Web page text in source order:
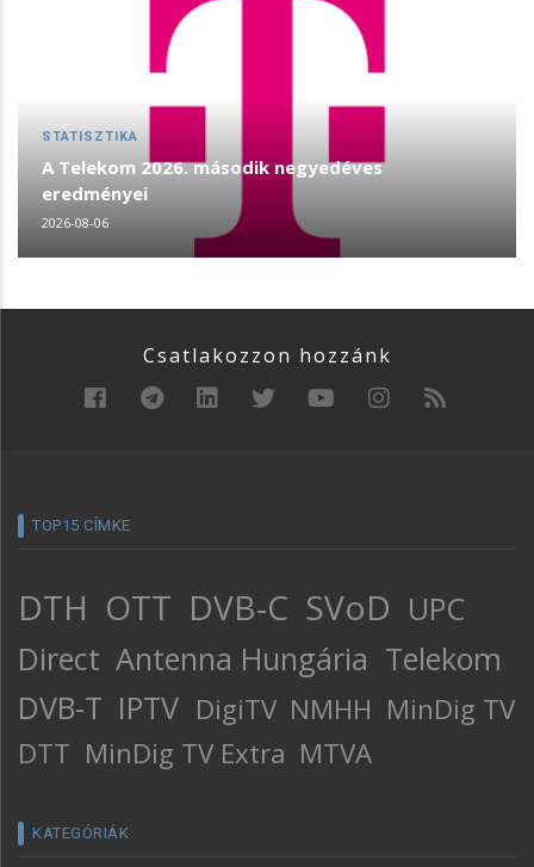
STATISZTIKA
A Telekom 2026. második negyedéves
eredményei
2026-08-06
Csatlakozzon hozzánk
TOP15 CÍMKE
DTH OTT DVB-C SVoD UPC
Direct Antenna Hungária Telekom
DVB-T IPTV DigiTV NMHH MinDig TV
DTT MinDig TV Extra MTVA
KATEGÓRIÁK